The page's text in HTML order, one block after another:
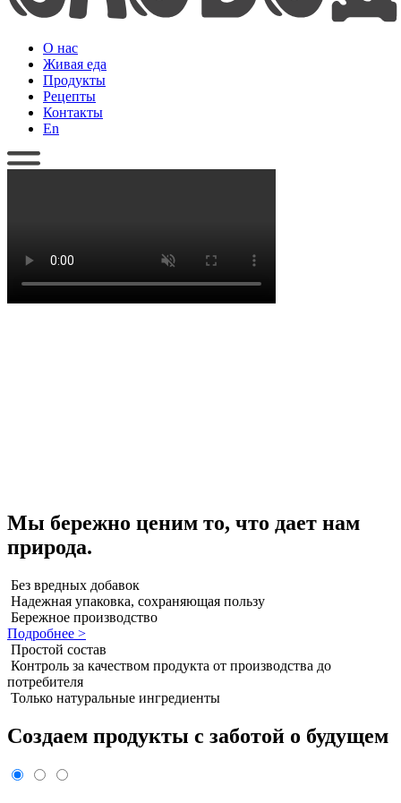
О нас
Живая еда
Продукты
Рецепты
Контакты
En
Мы бережно ценим то, что дает нам
природа.
Без вредных добавок
Надежная упаковка, сохраняющая пользу
Бережное производство
Подробнее >
Простой состав
Контроль за качеством продукта от производства до
потребителя
Только натуральные ингредиенты
Создаем продукты с заботой о будущем